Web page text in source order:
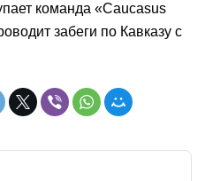
команда «Caucasus
забеги по Кавказу с